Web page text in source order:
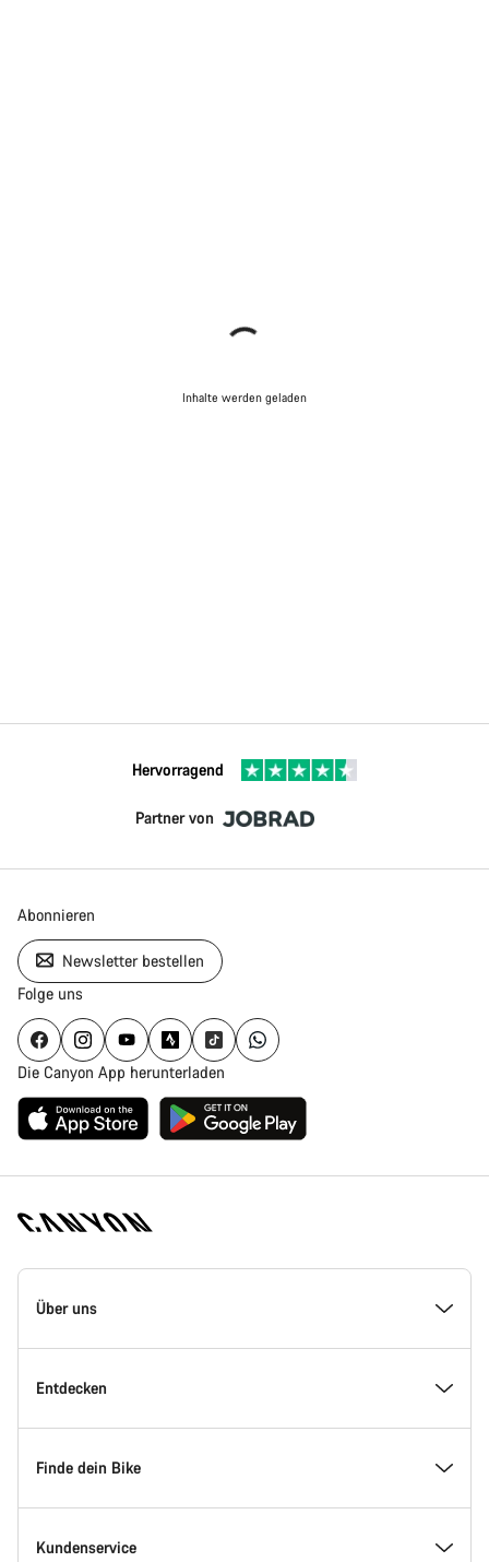
Inhalte werden geladen
Hervorragend
Partner von
Abonnieren
Newsletter bestellen
Folge uns
Die Canyon App herunterladen
Canyon
Homepage
Über uns
Inside Canyon
Innovation bei Canyon
Canyon Factory Racing
Entdecken
Events
Canyon Standorte finden
Finde dein Bike
Modellfinder
Kundenservice